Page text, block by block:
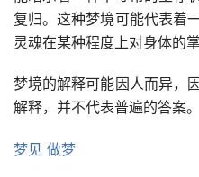
复归。这种梦境可能代表着
灵魂在某种程度上对身体的掌
梦境的解释可能因人而异，
解释，并不代表普遍的答案。
梦见 做梦